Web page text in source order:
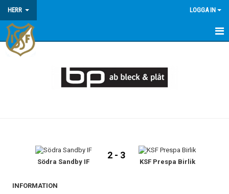
HERR LOGGA IN
HEM
Södra Sandby IF
2 - 3
KSF Prespa Birlik
INFORMATION